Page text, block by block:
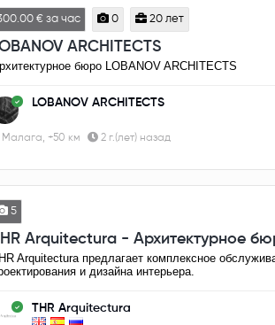
€ за час 0 20 лет
ARCHITECTS
бюро LOBANOV ARCHITECTS
LOBANOV ARCHITECTS
Малага, +50 км 2 г.(лет) назад
5
Arquitectura - Архитектурное
Arquitectura предлагает комплексное
и дизайна интерьера.
THR Arquitectura